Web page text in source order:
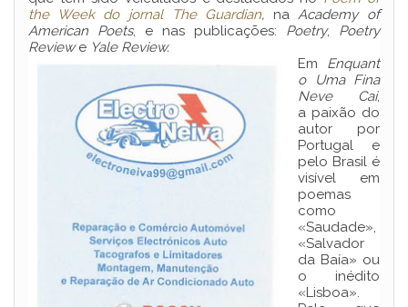
the Week do jornal The Guardian, naAcademy of
American Poets, e nas publicações: Poetry, Poetry
Reviewe Yale Review.
Em Enquant
o Uma Fina
Neve Cai,
a paixão do
autor por
Portugal e
pelo Brasil é
visível em
poemas
como
«Saudade»,
«Salvador
da Baía» ou
o inédito
«Lisboa».